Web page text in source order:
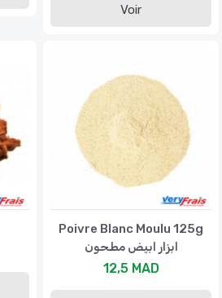
Voir
Poivre Blanc Moulu 125g
ابزار ابيض مطحون
12,5 MAD